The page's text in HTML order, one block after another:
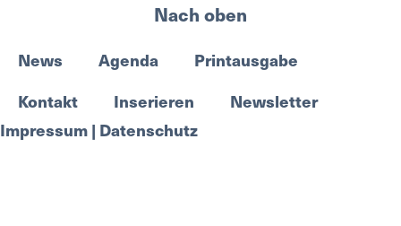
Nach oben
News Agenda
Printausgabe
Kontakt
Inserieren
Newsletter
Impressum | Datenschutz